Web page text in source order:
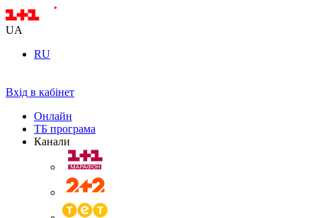
UA
RU
Вхід в кабінет
Онлайн
ТБ програма
Канали